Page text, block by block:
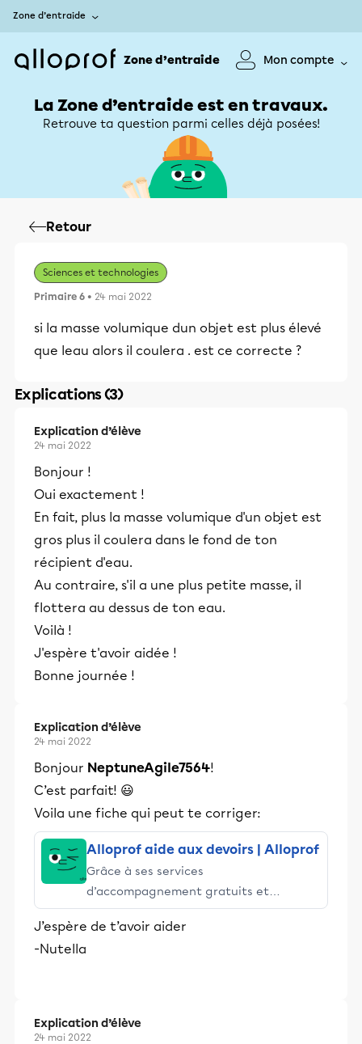
Zone d’entraide
Zone d’entraide Mon compte
La Zone d’entraide est en travaux.
Retrouve ta question parmi celles déjà posées!
Retour
Sciences et technologies
Primaire 6 • 24 mai 2022
si la masse volumique dun objet est plus élevé
que leau alors il coulera . est ce correcte ?
Explications (3)
Explication d’élève
24 mai 2022
Bonjour !
Oui exactement !
En fait, plus la masse volumique d'un objet est
gros plus il coulera dans le fond de ton
récipient d'eau.
Au contraire, s'il a une plus petite masse, il
flottera au dessus de ton eau.
Voilà !
J'espère t'avoir aidée !
Bonne journée !
Explication d’élève
24 mai 2022
Bonjour NeptuneAgile7564!
C’est parfait! 😃
Voila une fiche qui peut te corriger:
Alloprof aide aux devoirs | Alloprof
Grâce à ses services
d’accompagnement gratuits et
stimulants, Alloprof engage les élèves
et leurs parents dans la réussite
J’espère de t’avoir aider
-Nutella
Explication d’élève
24 mai 2022